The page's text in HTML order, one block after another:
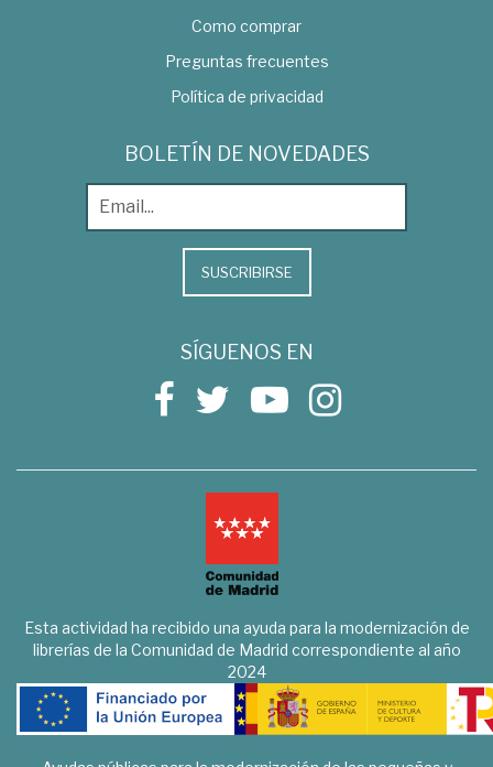
Como comprar
Preguntas frecuentes
Política de privacidad
BOLETÍN DE NOVEDADES
SUSCRIBIRSE
SÍGUENOS EN
Esta actividad ha recibido una ayuda para la modernización de
librerías de la Comunidad de Madrid correspondiente al año
2024